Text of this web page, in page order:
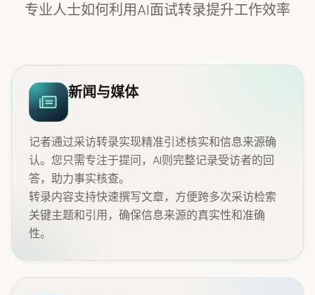
专业人士如何利用AI面试转录提升工作效率
新闻与媒体
记者通过采访转录实现精准引述核实和信息来源确
认。您只需专注于提问，AI则完整记录受访者的回
答，助力事实核查。
转录内容支持快速撰写文章，方便跨多次采访检索
关键主题和引用，确保信息来源的真实性和准确
性。